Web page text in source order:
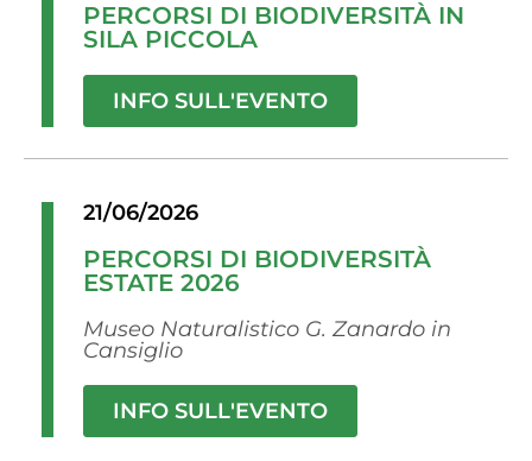
PERCORSI DI BIODIVERSITÀ IN
SILA PICCOLA
INFO SULL'EVENTO
21/06/2026
PERCORSI DI BIODIVERSITÀ
ESTATE 2026
Museo Naturalistico G. Zanardo in
Cansiglio
INFO SULL'EVENTO